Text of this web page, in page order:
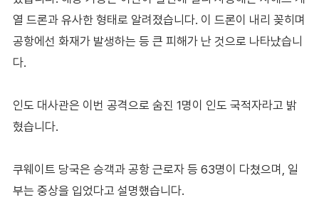
열 드론과 유사한 형태로 알려졌습니다. 이 드론이 내리 꽂히며
공항에선 화재가 발생하는 등 큰 피해가 난 것으로 나타났습니
다.
인도 대사관은 이번 공격으로 숨진 1명이 인도 국적자라고 밝
혔습니다.
쿠웨이트 당국은 승객과 공항 근로자 등 63명이 다쳤으며, 일
부는 중상을 입었다고 설명했습니다.